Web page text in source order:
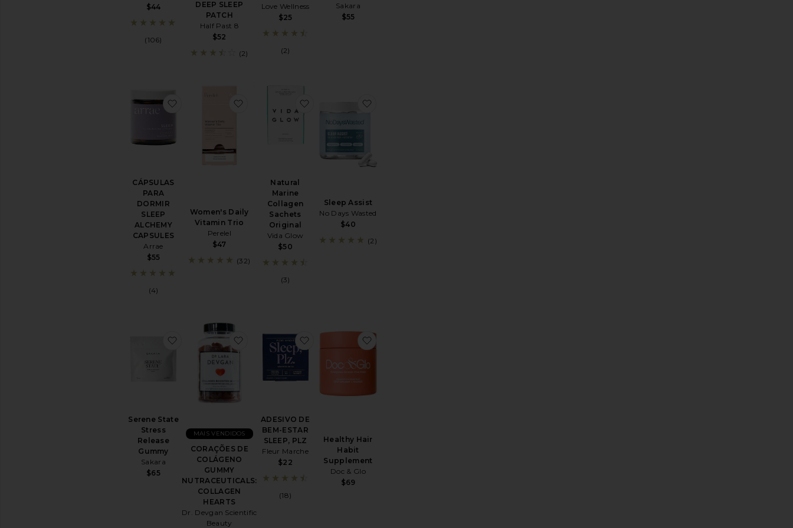
$44
(106)
DEEP SLEEP
PATCH
Half Past 8
$52
(2)
Love Wellness
$25
(2)
Sakara
$55
CÁPSULAS
PARA
DORMIR
SLEEP
ALCHEMY
CAPSULES
Arrae
$55
favoritoCÁPSULAS PARA DORMIR SLEEP ALCHEMY CAPSULES
(4)
Women's Daily
Vitamin Trio
Perelel
$47
favoritoWomen's Daily Vitamin Trio
(32)
Natural
Marine
Collagen
Sachets
Original
Vida Glow
$50
favoritoNatural Marine Collagen Sachets Original
(3)
Sleep Assist
No Days Wasted
$40
(2)
Serene State
Stress
Release
Gummy
Sakara
$65
favoritoSerene State Stress Release Gummy
CORAÇÕES DE
COLÁGENO
GUMMY
NUTRACEUTICALS:
COLLAGEN
HEARTS
Dr. Devgan Scientific
Beauty
MAIS VENDIDOS
favoritoCORAÇÕES DE COLÁGENO GUMMY NUTRACEUTICALS: COLLAGEN HEARTS
ADESIVO DE
BEM-ESTAR
SLEEP, PLZ
Fleur Marche
$22
favoritoADESIVO DE BEM-ESTAR SLEEP, PLZ
(18)
Healthy Hair
Habit
Supplement
Doc & Glo
$69
favoritoHealthy Hair Habit Supplement